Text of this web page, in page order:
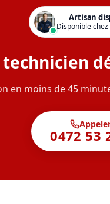
Artisan
Disponible
en moins de 45
0472 53